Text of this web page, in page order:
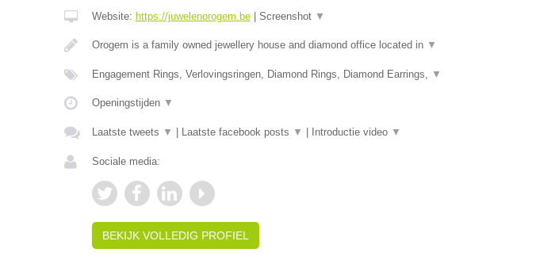
Website: https://juwelenorogem.be| Screenshot ▼
Orogem is a family owned jewellery house and diamond office located in ▼
Engagement Rings, Verlovingsringen, Diamond Rings, Diamond Earrings, ▼
Openingstijden ▼
Laatste tweets ▼ Laatste facebook posts ▼ Introductie video ▼
Sociale media:
BEKIJK VOLLEDIG PROFIEL